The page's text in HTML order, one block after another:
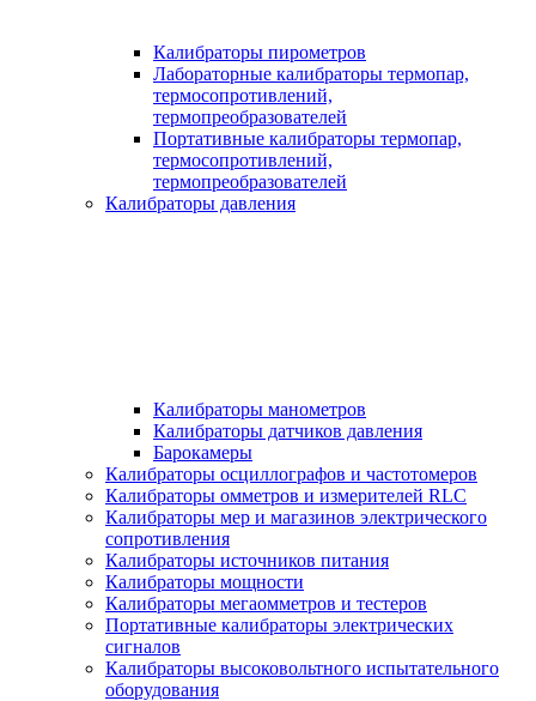
Калибраторы пирометров
Лабораторные калибраторы термопар,
термосопротивлений,
термопреобразователей
Портативные калибраторы термопар,
термосопротивлений,
термопреобразователей
Калибраторы давления
Калибраторы манометров
Калибраторы датчиков давления
Барокамеры
Калибраторы осциллографов и частотомеров
Калибраторы омметров и измерителей RLC
Калибраторы мер и магазинов электрического
сопротивления
Калибраторы источников питания
Калибраторы мощности
Калибраторы мегаомметров и тестеров
Портативные калибраторы электрических
сигналов
Калибраторы высоковольтного испытательного
оборудования